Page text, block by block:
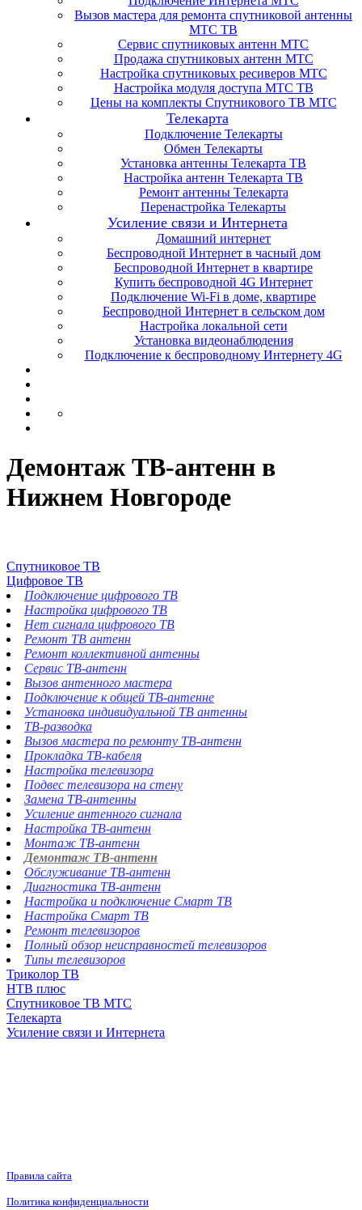
Вызов мастера для ремонта спутниковой антенны
МТС ТВ
Сервис спутниковых антенн МТС
Продажа спутниковых антенн МТС
Настройка спутниковых ресиверов МТС
Настройка модуля доступа МТС ТВ
Цены на комплекты Спутникового ТВ МТС
Телекарта
Подключение Телекарты
Обмен Телекарты
Установка антенны Телекарта ТВ
Настройка антенн Телекарта ТВ
Ремонт антенны Телекарта
Перенастройка Телекарты
Усиление связи и Интернета
Домашний интернет
Беспроводной Интернет в часный дом
Беспроводной Интернет в квартире
Купить беспроводной 4G Интернет
Подключение Wi-Fi в доме, квартире
Беспроводной Интернет в сельском дом
Настройка локальной сети
Установка видеонаблюдения
Подключение к беспроводному Интернету 4G
Демонтаж ТВ-антенн в
Нижнем Новгороде
Спутниковое ТВ
Цифровое ТВ
Подключение цифрового ТВ
Настройка цифрового ТВ
Нет сигнала цифрового ТВ
Ремонт ТВ антенн
Ремонт коллективной антенны
Сервис ТВ-антенн
Вызов антенного мастера
Подключение к общей ТВ-антенне
Установка индивидуальной ТВ антенны
ТВ-разводка
Вызов мастера по ремонту ТВ-антенн
Прокладка ТВ-кабеля
Настройка телевизора
Подвес телевизора на стену
Замена ТВ-антенны
Усиление антенного сигнала
Настройка ТВ-антенн
Монтаж ТВ-антенн
Демонтаж ТВ-антенн
Обслуживание ТВ-антенн
Диагностика ТВ-антенн
Настройка и подключение Смарт ТВ
Настройка Смарт ТВ
Ремонт телевизоров
Полный обзор неисправностей телевизоров
Типы телевизоров
Триколор ТВ
НТВ плюс
Спутниковое ТВ МТС
Телекарта
Усиление связи и Интернета
Правила сайта
Политика конфиденциальности